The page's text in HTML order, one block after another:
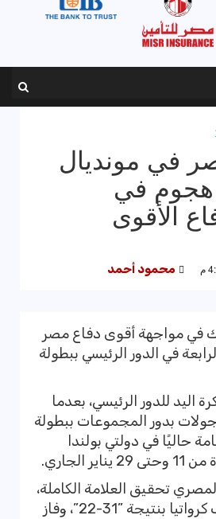
في مونديال
هجوم في
الأقوى
محمود أحمد
في مواجهة أقوى دفاع مصر
في الدور الرئيسي ببطولة
للدور الرئيسي، بعدما
بدور المجموعات ببطولة
حاليًا في دولتي بولندا
الجاري.
تحقيق العلامة الكاملة،
حيث فاز على منتخب كرواتيا بنتيجة ”31-22”، وفاز